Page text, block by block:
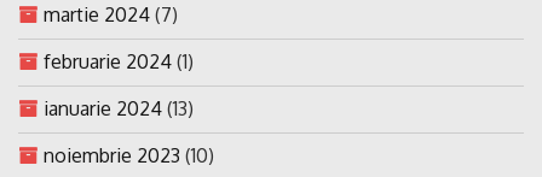
martie 2024 (7)
februarie 2024 (1)
ianuarie 2024 (13)
noiembrie 2023 (10)